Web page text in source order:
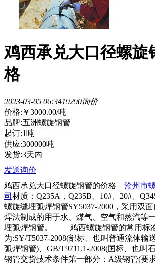
鸡西承兑大口径螺旋
格
2023-03-05 06:3419290询价
价格: ￥3000.00/吨
品牌:五洲螺旋钢管
起订:1吨
供应:300000吨
发货:3天内
发送询价
鸡西承兑大口径螺旋钢管的价格 沧州市
司 材质：Q235A，Q235B、10#、20#、
螺旋缝埋弧焊钢管SY5037-2000，采用双
焊法制成的用于水、煤气、空气和蒸汽等
埋弧焊钢管。 鸡西螺旋钢管的常用标
为:SY/T5037-2008(部标、也叫普通流体输
弧焊钢管)、GB/T9711.1-2008(国标、也叫
钢管交货技术条件第一部分：A级钢管(要